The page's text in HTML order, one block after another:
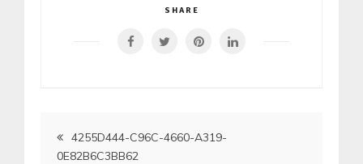
SHARE
Artikkelien
4255D444-C96C-4660-A319-
0E82B6C3BB62